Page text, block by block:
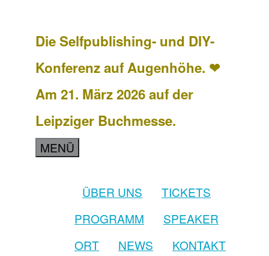
Die Selfpublishing- und DIY-
Konferenz auf Augenhöhe. ❤
Am 21. März 2026 auf der
Leipziger Buchmesse.
MENÜ
ÜBER UNS
TICKETS
PROGRAMM
SPEAKER
ORT
NEWS
KONTAKT